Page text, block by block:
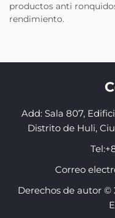
productos anti
rendimiento.
Add: Sala 807,
Distrito de Huli,
Tel:
Correo
Derechos de autor ©